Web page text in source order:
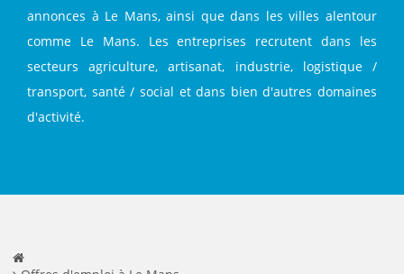
annonces à Le Mans, ainsi que dans les villes alentour
comme Le Mans. Les entreprises recrutent dans les
secteurs agriculture, artisanat, industrie, logistique /
transport, santé / social et dans bien d'autres domaines
d'activité.